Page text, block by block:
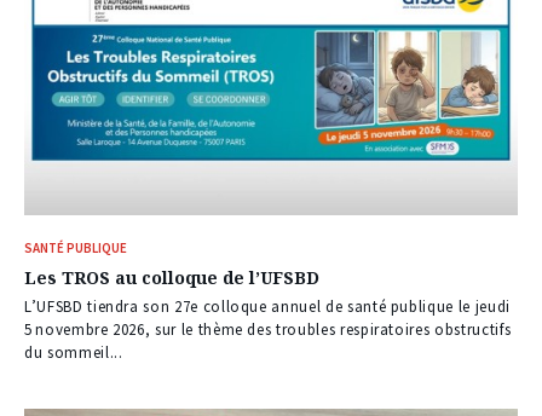
SANTÉ PUBLIQUE
Les TROS au colloque de l’UFSBD
L’UFSBD tiendra son 27e colloque annuel de santé publique le jeudi
5 novembre 2026, sur le thème des troubles respiratoires obstructifs
du sommeil...